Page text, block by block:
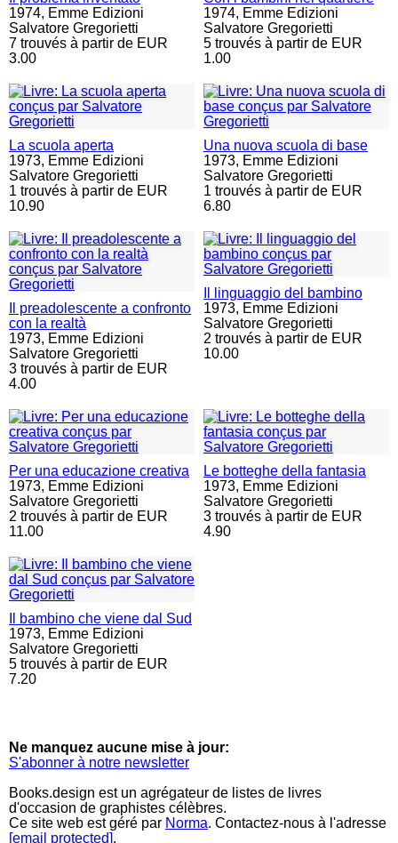
1974, Emme Edizioni
Salvatore Gregorietti
7 trouvés à partir de EUR
3.00
1974, Emme Edizioni
Salvatore Gregorietti
5 trouvés à partir de EUR
1.00
La scuola aperta
1973, Emme Edizioni
Salvatore Gregorietti
1 trouvés à partir de EUR
10.90
Una nuova scuola di base
1973, Emme Edizioni
Salvatore Gregorietti
1 trouvés à partir de EUR
6.80
Il preadolescente a confronto
con la realtà
1973, Emme Edizioni
Salvatore Gregorietti
3 trouvés à partir de EUR
4.00
Il linguaggio del bambino
1973, Emme Edizioni
Salvatore Gregorietti
2 trouvés à partir de EUR
10.00
Per una educazione creativa
1973, Emme Edizioni
Salvatore Gregorietti
2 trouvés à partir de EUR
11.00
Le botteghe della fantasia
1973, Emme Edizioni
Salvatore Gregorietti
3 trouvés à partir de EUR
4.90
Il bambino che viene dal Sud
1973, Emme Edizioni
Salvatore Gregorietti
5 trouvés à partir de EUR
7.20
Ne manquez aucune mise à jour:
S'abonner à notre newsletter
Books.design est un agrégateur de listes de livres
d'occasion de graphistes célèbres.
Ce site web est géré par Norma. Contactez-nous à l'adresse
[email protected].